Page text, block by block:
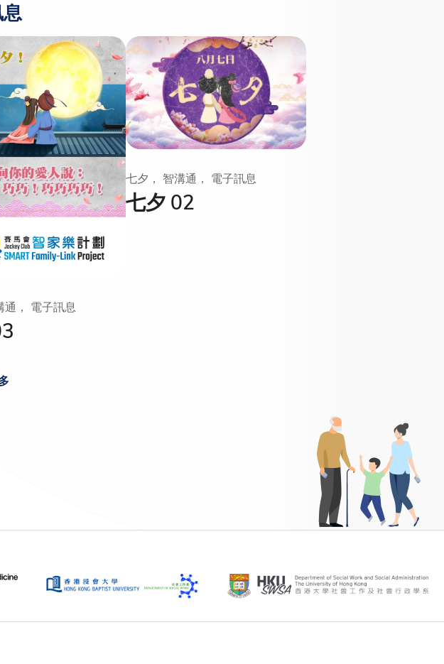
通， 電子訊息
七夕 02
七夕， 智溝通， 電子訊息